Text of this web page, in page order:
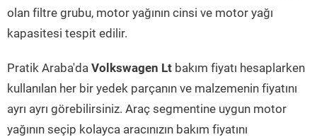
olan filtre grubu, motor yağının cinsi ve motor yağı
kapasitesi tespit edilir.
Pratik Araba'da Volkswagen Lt bakım fiyatı hesaplarken
kullanılan her bir yedek parçanın ve malzemenin fiyatını
ayrı ayrı görebilirsiniz. Araç segmentine uygun motor
yağının seçip kolayca aracınızın bakım fiyatını